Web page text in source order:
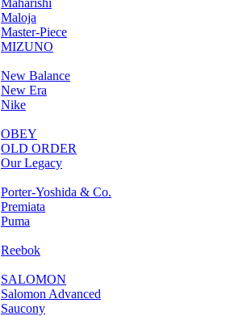
Maharishi
Maloja
Master-Piece
MIZUNO
New Balance
New Era
Nike
OBEY
OLD ORDER
Our Legacy
Porter-Yoshida & Co.
Premiata
Puma
Reebok
SALOMON
Salomon Advanced
Saucony